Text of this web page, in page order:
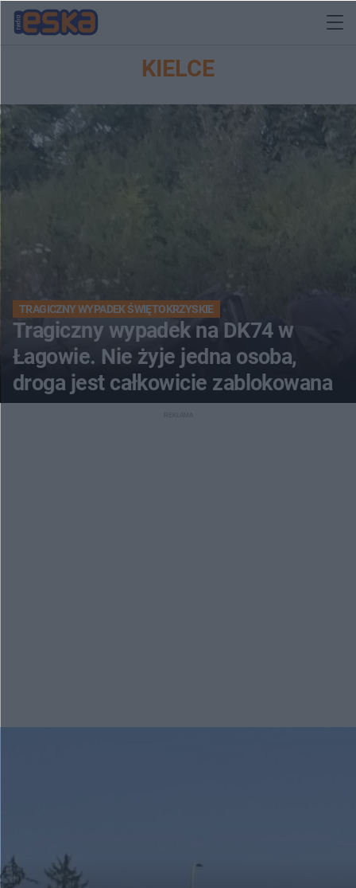
KIELCE
TRAGICZNY WYPADEK ŚWIĘTOKRZYSKIE
Tragiczny wypadek na DK74 w
Łagowie. Nie żyje jedna osoba,
droga jest całkowicie zablokowana